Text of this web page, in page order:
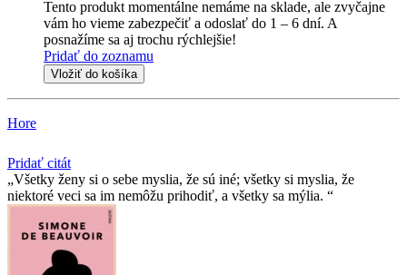
Tento produkt momentálne nemáme na sklade, ale zvyčajne
vám ho vieme zabezpečiť a odoslať do 1 – 6 dní. A
posnažíme sa aj trochu rýchlejšie!
Pridať do zoznamu
Vložiť do košíka
Hore
Pridať citát
Všetky ženy si o sebe myslia, že sú iné; všetky si myslia, že
niektoré veci sa im nemôžu prihodiť, a všetky sa mýlia.